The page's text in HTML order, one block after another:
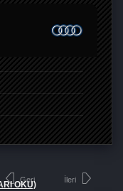
OKU)
Geri İleri